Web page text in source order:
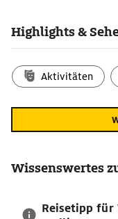
können.
Reiseführer zu
Verschiedene
die Butte du Lion mit
Aufstieg auf den Hügel
Zentren der
einem 3D-Film und
Highlights &
Aktivitäten
Wissenswertes
Reisetipp für